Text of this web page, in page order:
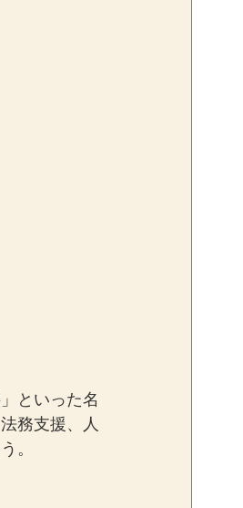
といった名
務支援、人
。